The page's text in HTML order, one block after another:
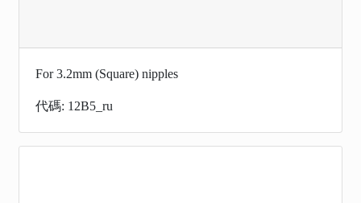
For 3.2mm (Square) nipples
代碼: 12B5_ru